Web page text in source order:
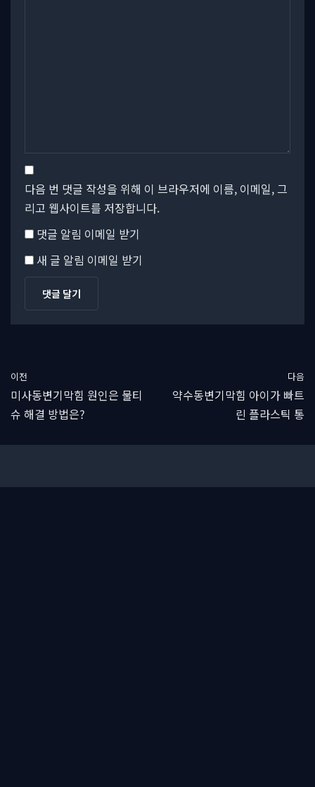
다음 번 댓글 작성을 위해 이 브라우저에 이름, 이메일, 그
리고 웹사이트를 저장합니다.
댓글 알림 이메일 받기
새 글 알림 이메일 받기
이전
미사동변기막힘 원인은 물티
슈 해결 방법은?
다음
약수동변기막힘 아이가 빠트
린 플라스틱 통